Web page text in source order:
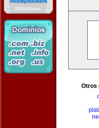
Otros